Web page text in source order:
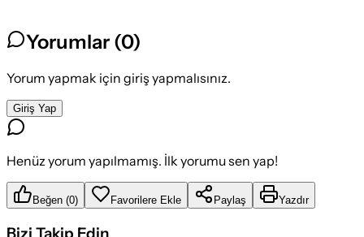
Yorumlar (0)
Yorum yapmak için giriş yapmalısınız.
Giriş Yap
Henüz yorum yapılmamış. İlk yorumu sen yap!
Beğen (0) Favorilere Ekle Paylaş Yazdır
Bizi Takip Edin